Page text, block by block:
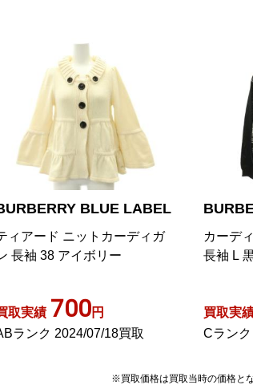
BURBERRY LONDON
カーディガン ニット チェック
長袖 L 黒 白 赤 /YM ECE003
買取実績 1,000
Cランク 2026/03/20買取
ニッ
ロゴ
買取実
Aラン
※買取価格は買取当時の価格と